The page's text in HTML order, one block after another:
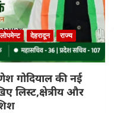
देहरादून
राज्य
गोदियाल की नई
लिस्ट,क्षेत्रीय और